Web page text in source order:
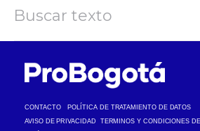
CONTACTO
POLÍTICA DE TRATAMIENTO DE DATOS
AVISO DE PRIVACIDAD
TERMINOS Y CONDICIONES